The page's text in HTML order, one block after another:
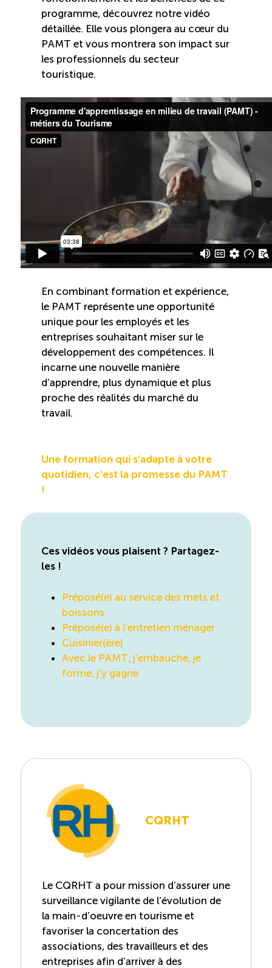
ÉTUDES
EN
TOURISME
INFOLETTRE
NOUVELLES
Facebook
LinkedIn
Vimeo Recherche
programme, découvrez notre vidéo
détaillée. Elle vous plongera au cœur du
PAMT et vous montrera son impact sur
les professionnels du secteur
touristique.
En combinant formation et expérience,
le PAMT représente une opportunité
unique pour les employés et les
entreprises souhaitant miser sur le
développement des compétences. Il
incarne une nouvelle manière
d’apprendre, plus dynamique et plus
proche des réalités du marché du
travail.
Une formation qui s’adapte à votre
quotidien, c’est la promesse du PAMT
!
Ces vidéos vous plaisent ? Partagez-
les !
Préposé(e) au service des mets et
boissons
Préposé(e) à l’entretien ménager
Cuisinier(ère)
Avec le PAMT, j’embauche, je
forme, j’y gagne
CQRHT
Le CQRHT a pour mission d’assurer une
surveillance vigilante de l’évolution de
la main-d’oeuvre en tourisme et
favoriser la concertation des
associations, des travailleurs et des
entreprises afin d’arriver à des